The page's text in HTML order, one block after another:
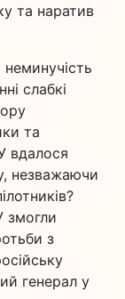
та наратив
слабкі
та
вдалося
незважаючи
змогли
з
генерал у